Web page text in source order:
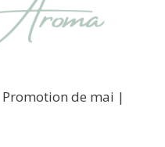
Promotion de mai |